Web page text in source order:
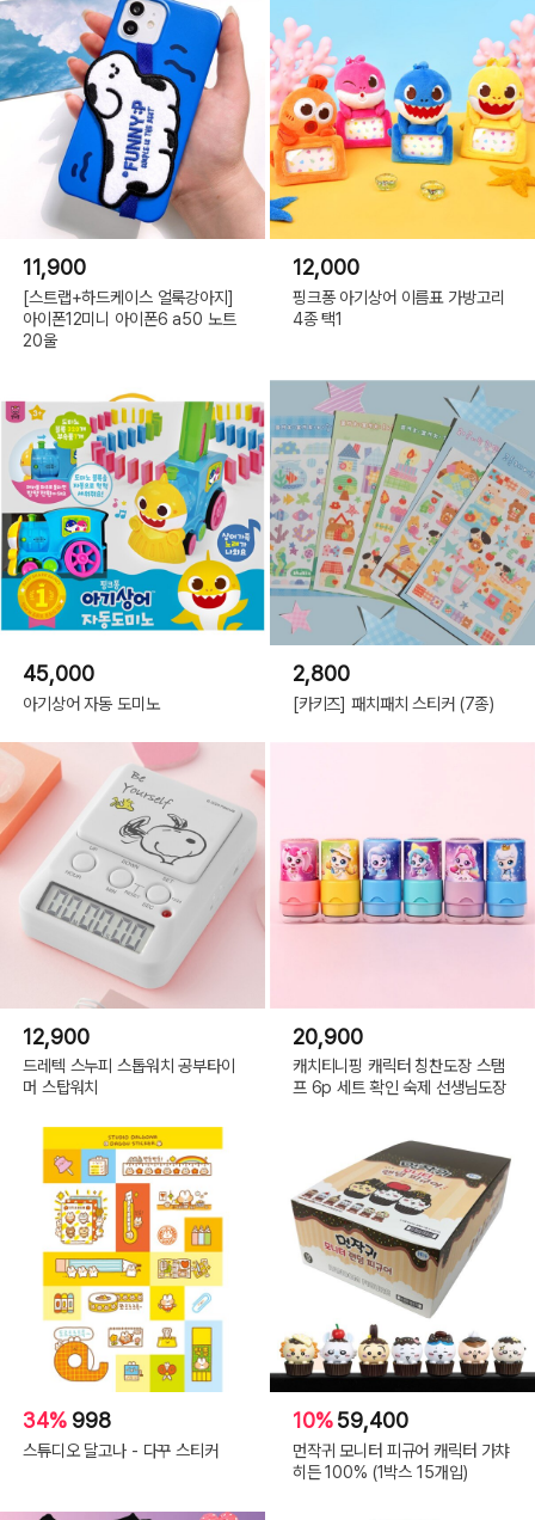
11,900
[스트랩+하드케이스 얼룩강아지]
아이폰12미니 아이폰6 a50 노트
20울
12,000
핑크퐁 아기상어 이름표 가방고리
4종 택1
45,000
아기상어 자동 도미노
2,800
[카키즈] 패치패치 스티커 (7종)
12,900
드레텍 스누피 스톱워치 공부타이
머 스탑워치
20,900
캐치티니핑 캐릭터 칭찬도장 스탬
프 6p 세트 확인 숙제 선생님도장
34% 998
스튜디오 달고나 - 다꾸 스티커
10%59,400
먼작귀 모니터 피규어 캐릭터 가챠
히든 100% (1박스 15개입)